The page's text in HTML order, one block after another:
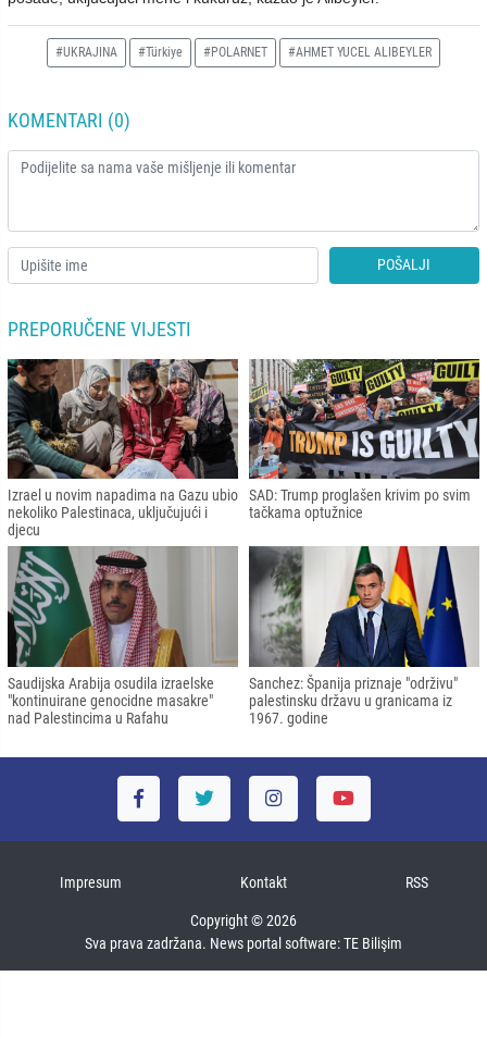
#UKRAJINA #Türkiye #POLARNET #AHMET YUCEL ALIBEYLER
KOMENTARI (0)
POŠALJI
PREPORUČENE VIJESTI
Izrael u novim napadima na Gazu ubio
nekoliko Palestinaca, uključujući i
djecu
SAD: Trump proglašen krivim po svim
tačkama optužnice
Saudijska Arabija osudila izraelske
"kontinuirane genocidne masakre"
nad Palestincima u Rafahu
Sanchez: Španija priznaje "održivu"
palestinsku državu u granicama iz
1967. godine
Impresum Kontakt RSS
Copyright © 2026
Sva prava zadržana. News portal software:TE Bilişim